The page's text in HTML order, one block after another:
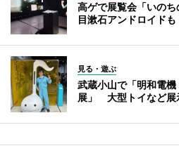
高ゲで展覧会「いの
目漱石アンドロイドも
見る・遊ぶ
武蔵小山で「明和電
展」 大型トイなど展